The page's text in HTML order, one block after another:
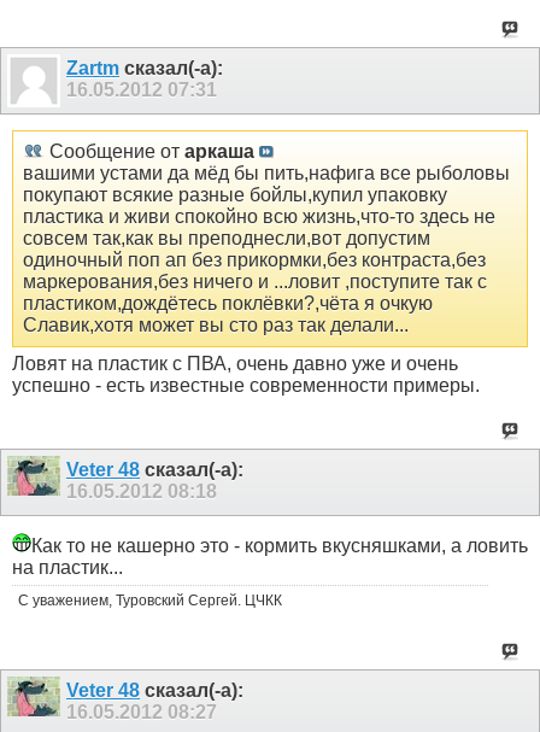
Zartm сказал(-а):
16.05.2012 07:31
Сообщение от аркаша
вашими устами да мёд бы пить,нафига все рыболовы
покупают всякие разные бойлы,купил упаковку
пластика и живи спокойно всю жизнь,что-то здесь не
совсем так,как вы преподнесли,вот допустим
одиночный поп ап без прикормки,без контраста,без
маркерования,без ничего и ...ловит ,поступите так с
пластиком,дождётесь поклёвки?,чёта я очкую
Славик,хотя может вы сто раз так делали...
Ловят на пластик с ПВА, очень давно уже и очень
успешно - есть известные современности примеры.
Veter 48 сказал(-а):
16.05.2012 08:18
Как то не кашерно это - кормить вкусняшками, а ловить
на пластик...
С уважением, Туровский Сергей. ЦЧКК
Veter 48 сказал(-а):
16.05.2012 08:27